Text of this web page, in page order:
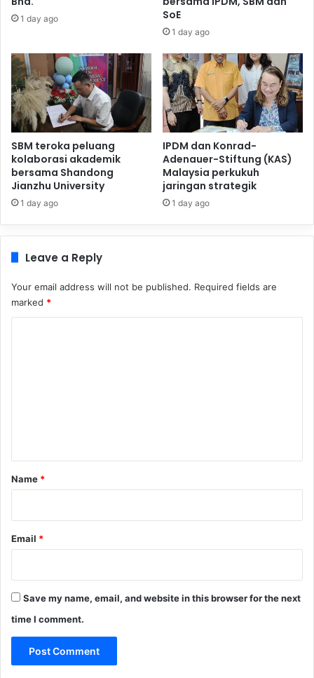
1 day ago
SoE
1 day ago
SBM teroka peluang
kolaborasi akademik
bersama Shandong
Jianzhu University
1 day ago
IPDM dan Konrad-
Adenauer-Stiftung (KAS)
Malaysia perkukuh
jaringan strategik
1 day ago
Leave a Reply
Your email address will not be published. Required fields are
marked *
*
Name *
Email *
Save my name, email, and website in this browser for the next
time I comment.